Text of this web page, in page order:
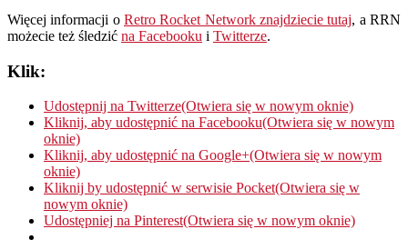
Więcej informacji o Retro Rocket Network znajdziecie tutaj, a RRN
możecie też śledzić na Facebooku i Twitterze.
Klik:
Udostępnij na Twitterze(Otwiera się w nowym oknie)
Kliknij, aby udostępnić na Facebooku(Otwiera się w nowym
oknie)
Kliknij, aby udostępnić na Google+(Otwiera się w nowym
oknie)
Kliknij by udostępnić w serwisie Pocket(Otwiera się w
nowym oknie)
Udostępniej na Pinterest(Otwiera się w nowym oknie)